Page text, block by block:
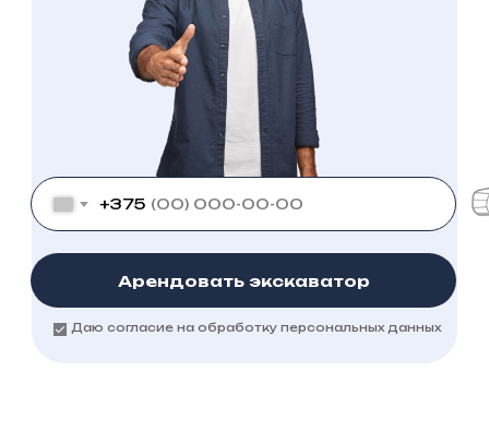
Даю согласие на обработку персональных данных
+375
Арендовать экскаватор